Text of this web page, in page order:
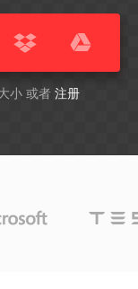
小 或者 注册